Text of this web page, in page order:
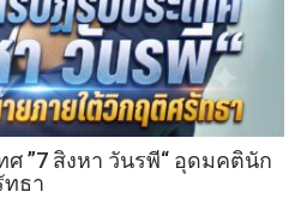
”7 สิงหา วันรพี“ อุดมคตินัก
ธา